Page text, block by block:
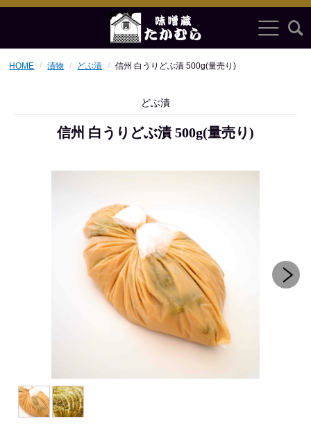
HOME 漬物 どぶ漬 信州 白うりどぶ漬 500g(量売り)
どぶ漬
信州 白うりどぶ漬 500g(量売り)